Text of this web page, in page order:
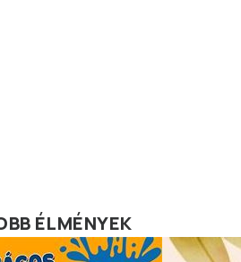
ÉLMÉNYEK